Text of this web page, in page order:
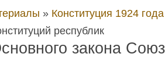
» Конституция 1924 года
республик
закона